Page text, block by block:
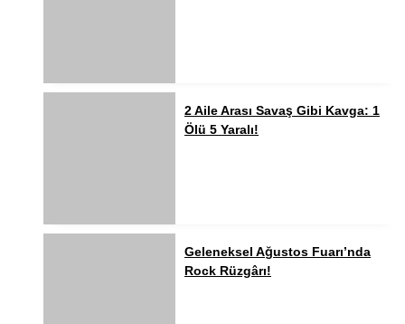
2 Aile Arası Savaş Gibi Kavga: 1
Ölü 5 Yaralı!
Geleneksel Ağustos Fuarı’nda
Rock Rüzgârı!